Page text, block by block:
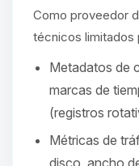
Como proveedor
técnicos limitados
Metadatos de
marcas de
(registros
Métricas de
disco, ancho
que